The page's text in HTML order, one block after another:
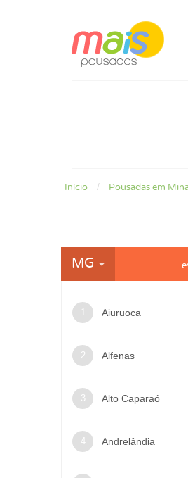
Início Pousadas em
MG
Aiuruoca
Alfenas
Alto Caparaó
Andrelândia